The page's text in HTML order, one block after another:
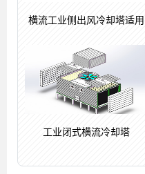
横流工业侧出风冷却塔适用
工业闭式横流冷却塔